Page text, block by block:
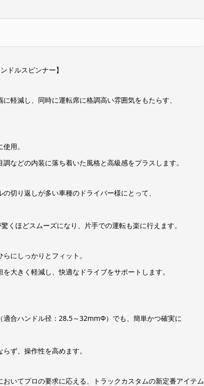
ク
珀
quantity
ドルスピンナー】
軽減し、同時に運転席に格調高い雰囲気をもたらす、
用。
などの内装に落ち着いた風格と高級感をプラスします。
切り返しが多い車種のドライバー様にとって、
くほどスムーズになり、片手での運転も楽に行えます。
にしっかりとフィット。
大きく軽減し、快適なドライブをサポートします。
適合ハンドル径：28.5～32mmΦ）でも、簡単かつ確実に
ず、操作性を高めます。
いてプロの要求に応える、トラックカスタムの新定番アイテム